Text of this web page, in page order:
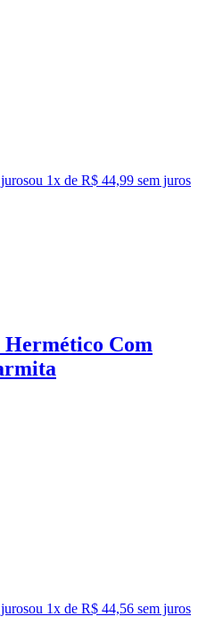
ou 1x de R$ 44,99 sem juros
Com
ou 1x de R$ 44,56 sem juros